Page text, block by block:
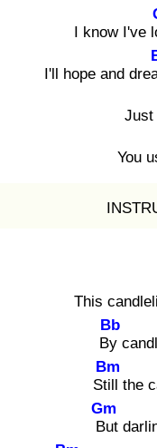
I know I've
I'll hope and
Just
You
This
By
Bb
Still
Bm
the
Bu
Gm
t